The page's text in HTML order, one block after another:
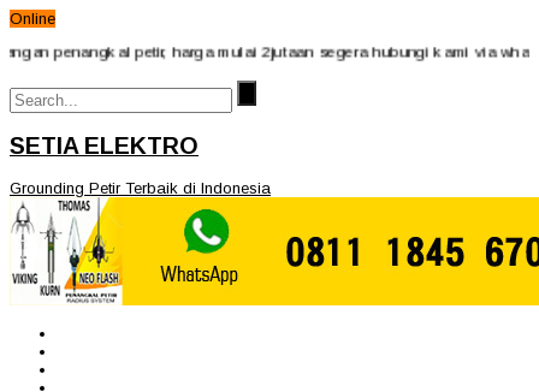
Online
penangkal petir, harga mulai 2jutaan segera hubungi kami via
SETIA ELEKTRO
Grounding Petir Terbaik di Indonesia